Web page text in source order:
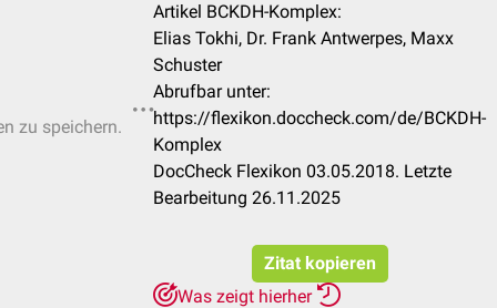
zu speichern.
Artikel BCKDH-Komplex:
Elias Tokhi, Dr. Frank Antwerpes, Maxx
Schuster
Abrufbar unter:
https://flexikon.doccheck.com/de/BCKDH-
Komplex
DocCheck Flexikon 03.05.2018. Letzte
Bearbeitung 26.11.2025
Zitat kopieren
Was zeigt hierher